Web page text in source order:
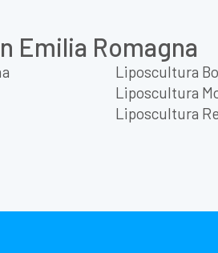
Emilia Romagna
Liposcultura
Liposcultura
Liposcultura